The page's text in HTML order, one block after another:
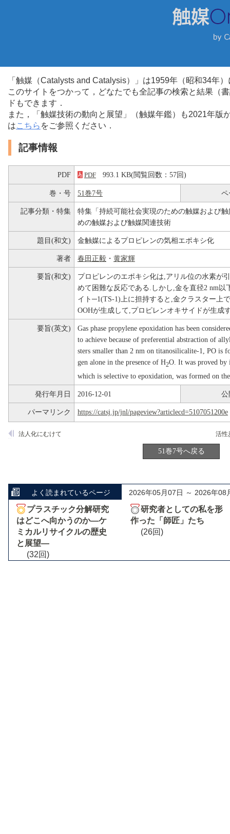
「触媒（Catalysts and Catalysis）」は1959年（昭和34年
このサイトをつかって，どなたでも全記事の検索と結果（
ドもできます．
また，「触媒技術の動向と展望」（触媒年鑑）も2021年
はこちら をご参照ください．
記事情報
PDF PDF 993.1 KB(閲覧回数：57回)
巻・号 51巻7号 ペ
記事分類・特集
特集「持続可能社会実現のための触媒および
めの触媒および触媒関連技術
題目(和文) 金触媒によるプロピレンの気相エポキシ化
著者 春田正毅 ・ 黄家輝
要旨(和文)
プロピレンのエポキシ化は,アリル位の水素が
めて困難な反応である.しかし,金を直径2 nm
イト─1(TS-1)上に担持すると,金クラスター上
OOHが生成して,プロピレンオキサイドが生成
要旨(英文)
Gas phase propylene epoxidation has been
to achieve because of preferential abstraction of
sters smaller than 2 nm on titanosilicalite-1, PO is
gen alone in the presence of H2O. It was proved by
which is selective to epoxidation, was formed on
発行年月日 2016-12-01 公
パーマリンク https://catsj.jp/jnl/pageview?articlecd=5107051200e
法人化にむけて
51巻7号へ戻る
よく読まれているページ 2026年05月07日 ～ 2026年08
プラスチック分解研究
はどこへ向かうのか―ケ
ミカルリサイクルの歴史
と展望―
(32回)
研究者としての私を形
作った「師匠」たち
(26回)